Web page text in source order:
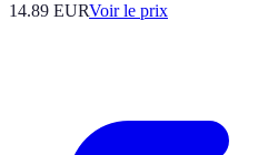
14.89 EURVoir le prix